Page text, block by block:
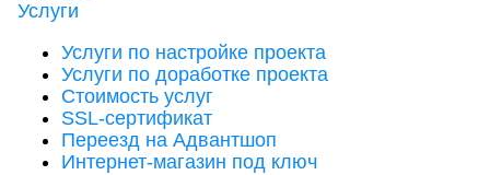
Услуги
Услуги по настройке проекта
Услуги по доработке проекта
Стоимость услуг
SSL-сертификат
Переезд на Адвантшоп
Интернет-магазин под ключ